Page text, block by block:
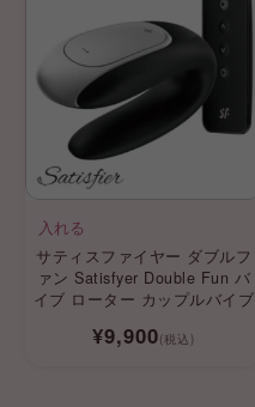
入れる
サティスファイヤー ダブルフ
ァン Satisfyer Double Fun バ
イブ ローター カップルバイブ
¥9,900(税込)